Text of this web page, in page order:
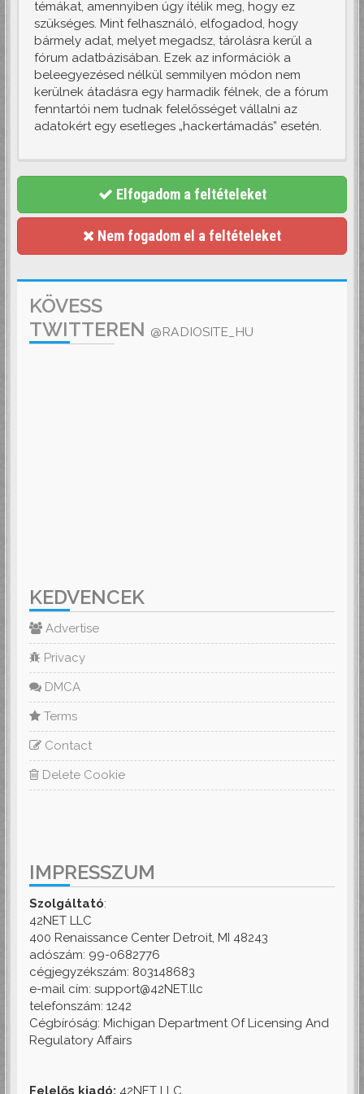
témákat, amennyiben úgy ítélik meg, hogy ez
szükséges. Mint felhasználó, elfogadod, hogy
bármely adat, melyet megadsz, tárolásra kerül a
fórum adatbázisában. Ezek az információk a
beleegyezésed nélkül semmilyen módon nem
kerülnek átadásra egy harmadik félnek, de a fórum
fenntartói nem tudnak felelősséget vállalni az
adatokért egy esetleges „hackertámadás” esetén.
Elfogadom a feltételeket
Nem fogadom el a feltételeket
KÖVESS
TWITTEREN @RADIOSITE_HU
KEDVENCEK
Advertise
Privacy
DMCA
Terms
Contact
Delete Cookie
IMPRESSZUM
Szolgáltató:
42NET LLC
400 Renaissance Center Detroit, MI 48243
adószám: 99-0682776
cégjegyzékszám: 803148683
e-mail cím: support@42NET.llc
telefonszám: 1242
Cégbíróság: Michigan Department Of Licensing And
Regulatory Affairs
Felelős kiadó: 42NET LLC